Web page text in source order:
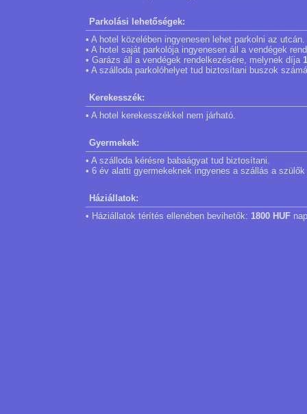
Parkolási lehetőségek:
• A hotel közelében ingyenesen lehet parkolni az utcán.
• A hotel saját parkolója ingyenesen áll a vendégek
• Garázs áll a vendégek rendelkezésére, melynek díja
• A szálloda parkolóhelyet tud biztosítani buszok
Kerekesszék:
• A hotel kerekesszékkel nem járható.
Gyermekek:
• A szálloda kérésre babaágyat tud biztosítani.
• 6 év alatti gyermekeknek ingyenes a szállás a
Háziállatok:
• Háziállatok térítés ellenében bevihetők: 1800 HUF